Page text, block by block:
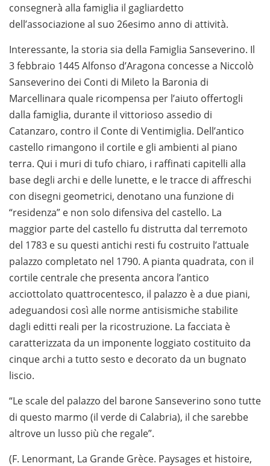
consegnerà alla famiglia il gagliardetto
dell’associazione al suo 26esimo anno di attività.
Interessante, la storia sia della Famiglia Sanseverino. Il
3 febbraio 1445 Alfonso d’Aragona concesse a Niccolò
Sanseverino dei Conti di Mileto la Baronia di
Marcellinara quale ricompensa per l’aiuto offertogli
dalla famiglia, durante il vittorioso assedio di
Catanzaro, contro il Conte di Ventimiglia. Dell’antico
castello rimangono il cortile e gli ambienti al piano
terra. Qui i muri di tufo chiaro, i raffinati capitelli alla
base degli archi e delle lunette, e le tracce di affreschi
con disegni geometrici, denotano una funzione di
“residenza” e non solo difensiva del castello. La
maggior parte del castello fu distrutta dal terremoto
del 1783 e su questi antichi resti fu costruito l’attuale
palazzo completato nel 1790. A pianta quadrata, con il
cortile centrale che presenta ancora l’antico
acciottolato quattrocentesco, il palazzo è a due piani,
adeguandosi così alle norme antisismiche stabilite
dagli editti reali per la ricostruzione. La facciata è
caratterizzata da un imponente loggiato costituito da
cinque archi a tutto sesto e decorato da un bugnato
liscio.
“Le scale del palazzo del barone Sanseverino sono tutte
di questo marmo (il verde di Calabria), il che sarebbe
altrove un lusso più che regale”.
(F. Lenormant, La Grande Grèce. Paysages et histoire,